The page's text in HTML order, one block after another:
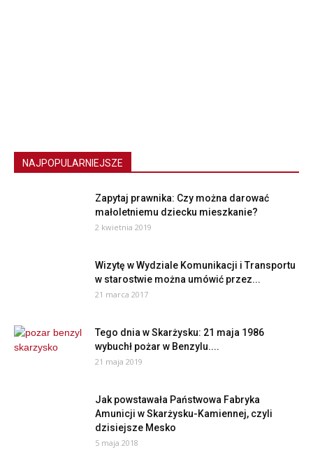
NAJPOPULARNIEJSZE
Zapytaj prawnika: Czy można darować
małoletniemu dziecku mieszkanie?
2 kwietnia 2019
Wizytę w Wydziale Komunikacji i Transportu
w starostwie można umówić przez...
21 marca 2017
Tego dnia w Skarżysku: 21 maja 1986
wybuchł pożar w Benzylu....
21 maja 2019
Jak powstawała Państwowa Fabryka
Amunicji w Skarżysku-Kamiennej, czyli
dzisiejsze Mesko
5 maja 2018